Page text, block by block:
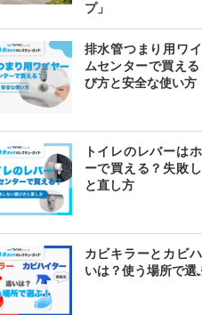
プ」
排水管つまり用ワ
ムセンターで買え
び方と安全な使い方
トイレのレバーは
ーで買える？失敗
と直し方
カビキラーとカビ
いは？使う場所で選